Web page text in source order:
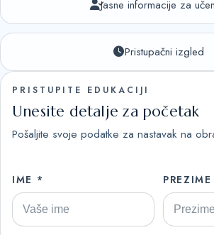
Jasne informacije za
Pristupačni izgled
PRISTUPITE EDUKACIJI
Unesite detalje za početak
Pošaljite svoje podatke za nastavak na
IME *